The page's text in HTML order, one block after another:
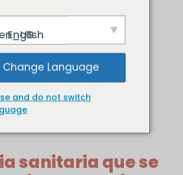
para
a
sanitaria que se
English
Change Language
and do not switch